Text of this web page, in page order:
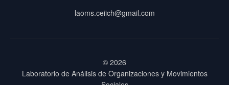
laoms.ceiich@gmail.com
© 2026
Laboratorio de Análisis de Organizaciones y Movimientos